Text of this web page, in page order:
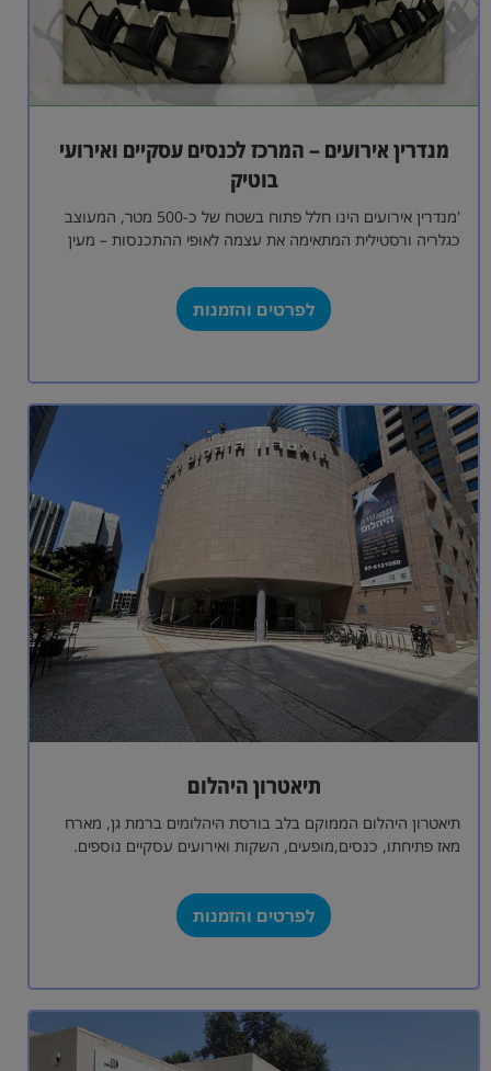
מנדרין אירועים – המרכז לכנסים עסקיים ואירועי
בוטיק
'מנדרין אירועים הינו חלל פתוח בשטח של כ-500 מטר, המעוצב
כגלריה ורסטילית המתאימה את עצמה לאופי ההתכנסות – מעין
לפרטים והזמנות
תיאטרון היהלום
תיאטרון היהלום הממוקם בלב בורסת היהלומים ברמת גן, מארח
מאז פתיחתו, כנסים,מופעים, השקות ואירועים עסקיים נוספים.
לפרטים והזמנות